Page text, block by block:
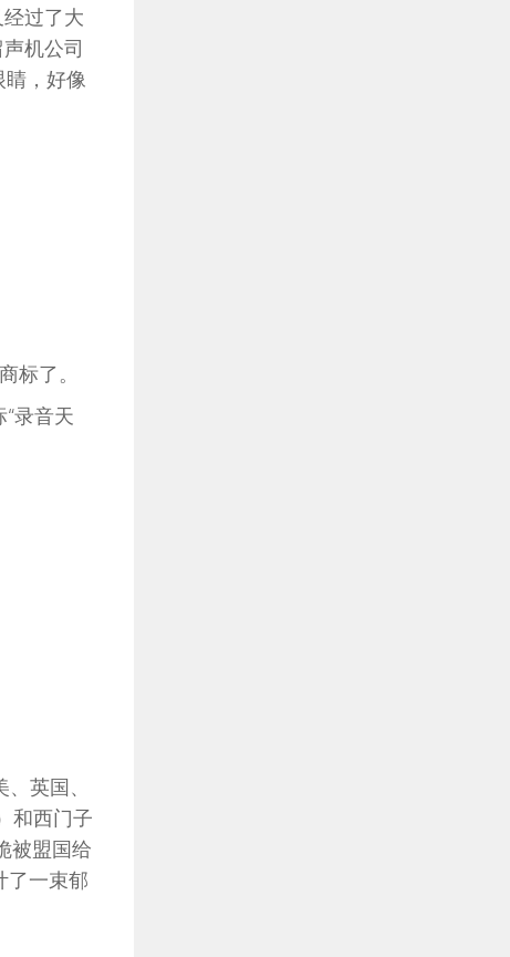
过了大
机公司
睛，好像
标了。
录音天
英国、
和西门子
被盟国给
了一束郁